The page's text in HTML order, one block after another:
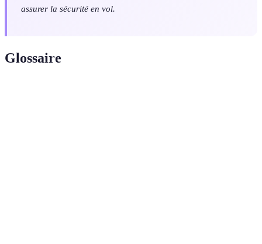
assurer la sécurité en vol.
Glossaire